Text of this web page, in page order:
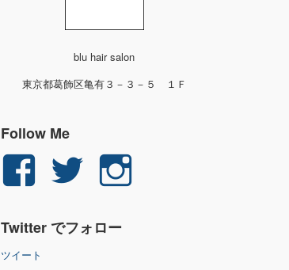
blu hair salon
東京都葛飾区亀有３－３－５ １Ｆ
Follow Me
yuichi.fujita.351
ん
yu_1_fjt
ん
Twitter でフォロー
ツイート